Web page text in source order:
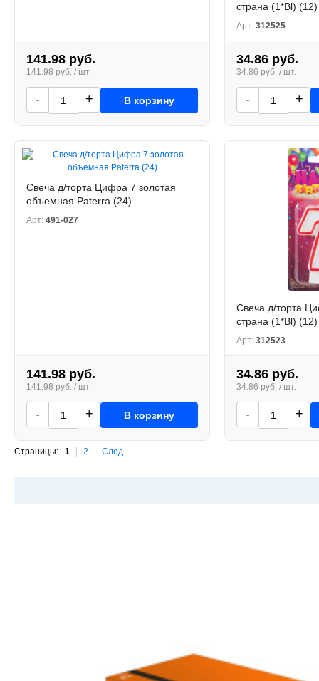
141.98 руб.
141.98 руб. / шт.
- + В корзину
страна (1*Bl) (12)
Арт: 312525
34.86 руб.
34.86 руб. / шт.
- +
Свеча д/торта Цифра 7 золотая
объемная Paterra (24)
Арт: 491-027
141.98 руб.
141.98 руб. / шт.
- + В корзину
Свеча д/торта
страна (1*Bl) (12)
Арт: 312523
34.86 руб.
34.86 руб. / шт.
- +
Страницы: 1 2 След.